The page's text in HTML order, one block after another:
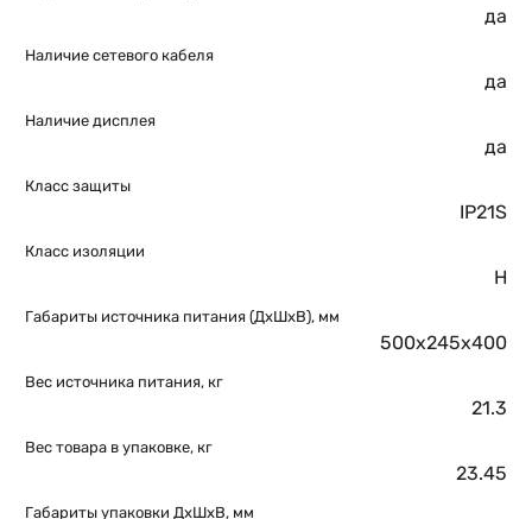
да
Наличие сетевого кабеля
да
Наличие дисплея
да
Класс защиты
IP21S
Класс изоляции
H
Габариты источника питания (ДхШхВ), мм
500х245х400
Вес источника питания, кг
21.3
Вес товара в упаковке, кг
23.45
Габариты упаковки ДхШхВ, мм